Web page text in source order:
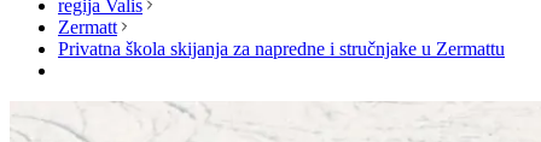
regija Valis
Zermatt
Privatna škola skijanja za napredne i stručnjake u Zermattu